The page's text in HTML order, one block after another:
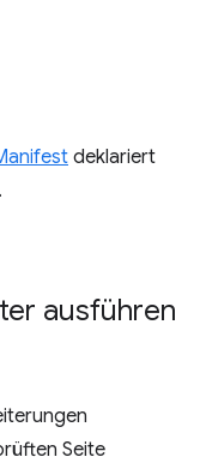
deklariert
ausführen
Seite